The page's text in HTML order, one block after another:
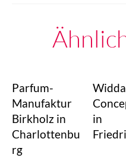
Parfum-
Manufaktur
Birkholz in
Charlottenbu
rg
Widda
in